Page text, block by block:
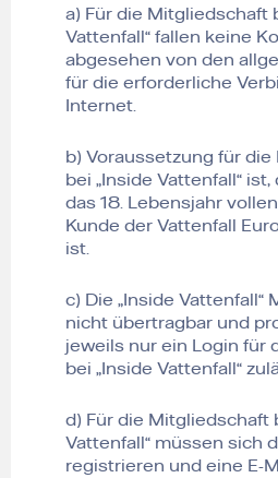
a) Für die Mitgliedschaft
Vattenfall“ fallen keine
abgesehen von den
für die erforderliche
Internet.
b) Voraussetzung für
bei „Inside Vattenfall“
das 18. Lebensjahr
Kunde der Vattenfall
ist.
c) Die „Inside
nicht übertragbar und
jeweils nur ein Login für
bei „Inside Vattenfall“
d) Für die Mitgliedschaft
Vattenfall“ müssen sich
registrieren und eine E-